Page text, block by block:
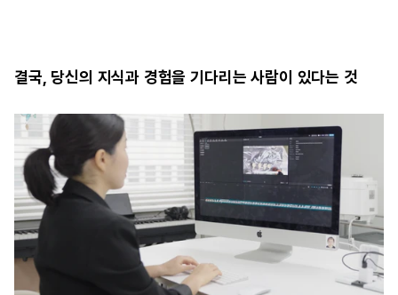
결국, 당신의 지식과 경험을 기다리는 사람이 있다는 것